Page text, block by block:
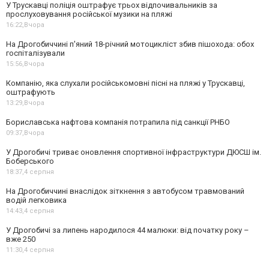
У Трускавці поліція оштрафує трьох відпочивальників за
прослуховування російської музики на пляжі
16:22, Вчора
На Дрогобиччині п'яний 18-річний мотоцикліст збив пішохода: обох
госпіталізували
15:56, Вчора
Компанію, яка слухали російськомовні пісні на пляжі у Трускавці,
оштрафують
13:29, Вчора
Бориславська нафтова компанія потрапила під санкції РНБО
09:37, Вчора
У Дрогобичі триває оновлення спортивної інфраструктури ДЮСШ ім.
Боберського
18:37,4 серпня
На Дрогобиччині внаслідок зіткнення з автобусом травмований
водій легковика
14:43,4 серпня
У Дрогобичі за липень народилося 44 малюки: від початку року –
вже 250
11:30,4 серпня